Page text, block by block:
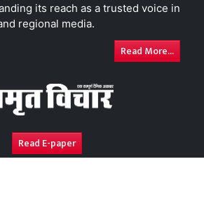
its reach as a trusted voice in
regional media.
Read More...
Read E-paper